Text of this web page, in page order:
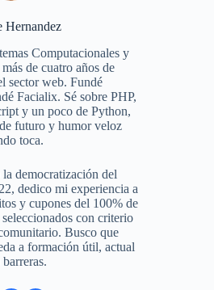
Hernandez
Computacionales y
de cuatro años de
sector web. Fundé
Facialix. Sé sobre PHP,
y un poco de Python,
futuro y humor veloz
toca.
democratización del
dedico mi experiencia a
y cupones del 100% de
con criterio
Busco que
a formación útil, actual